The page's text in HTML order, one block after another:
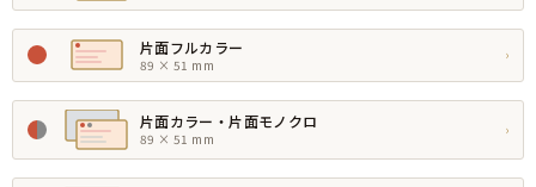
片面フルカラー
89 × 51 mm
›
片面カラー・片面モノクロ
89 × 51 mm
›